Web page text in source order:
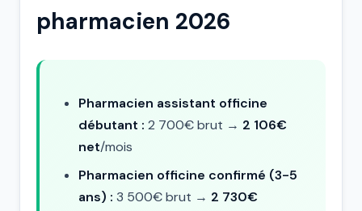
pharmacien 2026
Pharmacien assistant officine
débutant : 2 700€ brut → 2 106€
net/mois
Pharmacien officine confirmé (3-5
ans) : 3 500€ brut → 2 730€